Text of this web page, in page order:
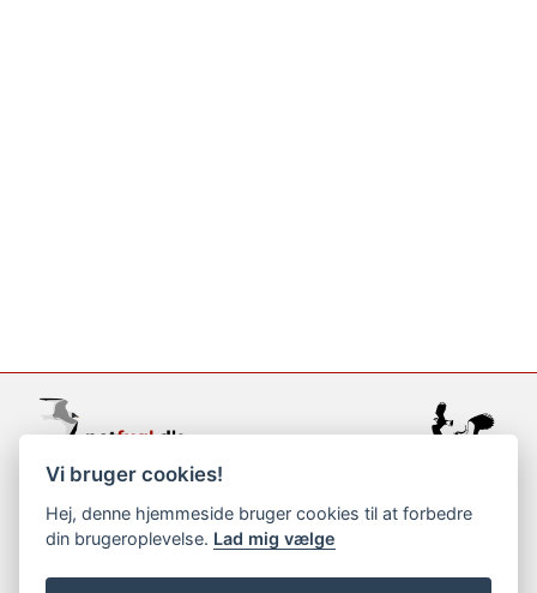
support@netfugl.dk
copyright © 2002-2023
Vi bruger cookies!
Hej, denne hjemmeside bruger cookies til at forbedre
din brugeroplevelse. Lad mig vælge